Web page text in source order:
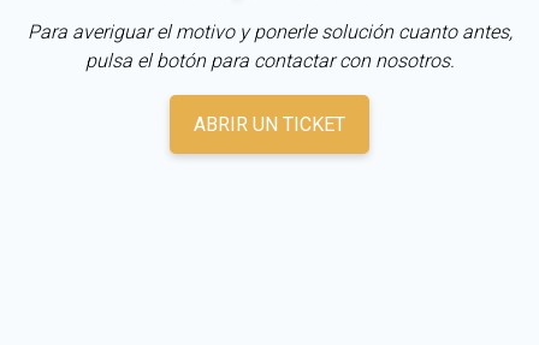
Para averiguar el motivo y ponerle solución cuanto antes,
pulsa el botón para contactar con nosotros.
ABRIR UN TICKET